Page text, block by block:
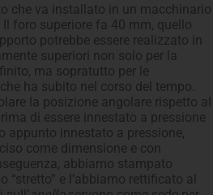
che va installato in un macchinario
foro superiore fa 40 mm, quello
potrebbe essere realizzato in
superiori non solo per la
ma sopratutto per le
ha subito nel corso del tempo.
la posizione angolare rispetto al
di essere innestato a pressione
appunto innestato a pressione,
come dimensione e con
abbiamo stampato
“stretto” e l’abbiamo rettificato al